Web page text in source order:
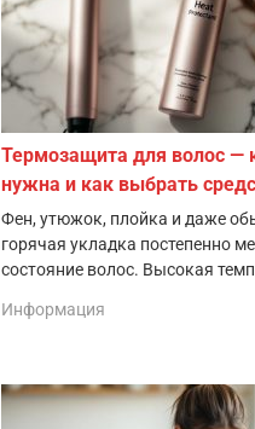
Термозащита для волос —
нужна и как выбрать
Фен, утюжок, плойка и даже
горячая укладка постепенно
состояние волос. Высокая
Информация